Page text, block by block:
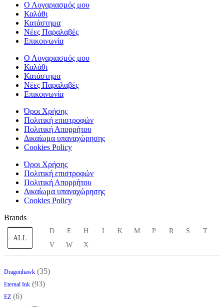
Ο Λογαριασμός μου
Καλάθι
Κατάστημα
Νέες Παραλαβές
Επικοινωνία
Ο Λογαριασμός μου
Καλάθι
Κατάστημα
Νέες Παραλαβές
Επικοινωνία
Όροι Χρήσης
Πολιτική επιστροφών
Πολιτική Απορρήτου
Δικαίωμα υπαναχώρησης
Cookies Policy
Όροι Χρήσης
Πολιτική επιστροφών
Πολιτική Απορρήτου
Δικαίωμα υπαναχώρησης
Cookies Policy
Brands
ALL
D E H I K M P R S
T
V
W X
Dragonhawk (35)
Eternal Ink (93)
EZ (6)